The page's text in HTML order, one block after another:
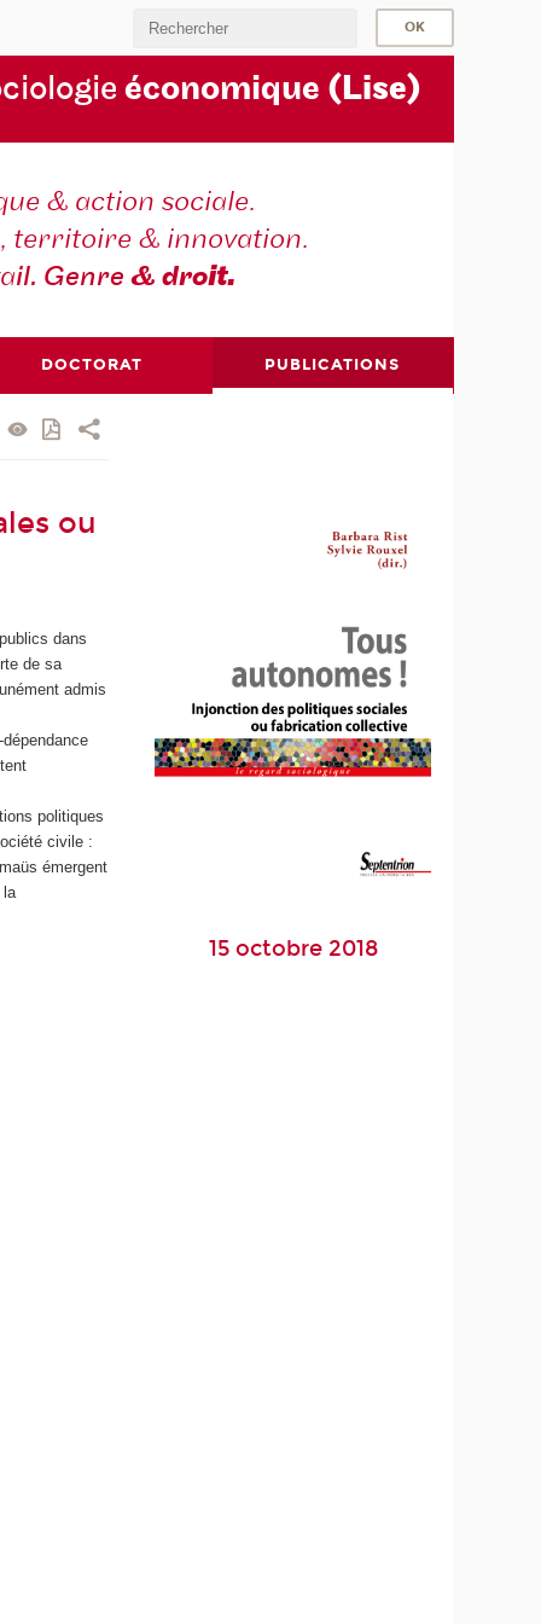
économique (Lise)
& action sociale.
territoire & innovation.
il. Genre & droit.
DOCTORAT PUBLICATIONS
ou
dans
de sa
admis
politiques
civile :
émergent
la
15 octobre 2018